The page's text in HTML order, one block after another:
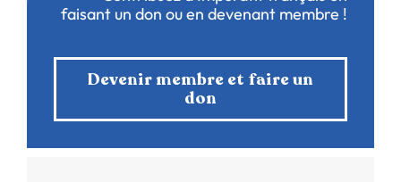
faisant un don ou en devenant membre !
Devenir membre et faire un
don